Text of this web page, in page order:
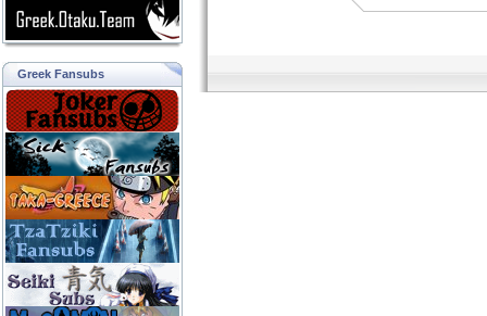
Greek Fansubs